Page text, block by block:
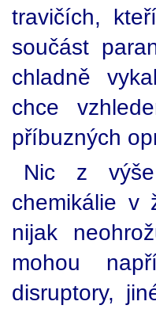
travičích,
součást
chladně
chce
příbuzných
Nic z výše
chemikálie v
nijak
mohou
disruptory,